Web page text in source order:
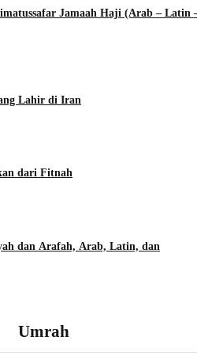
Jamaah Haji (Arab – Latin
Lahir di Iran
dari Fitnah
dan Arafah, Arab, Latin, dan
Umrah